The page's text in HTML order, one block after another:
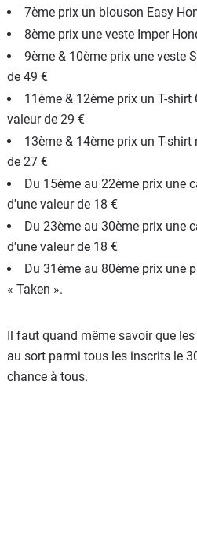
7ème prix un blouson Easy
8ème prix une veste Imper
9ème & 10ème prix une veste
de 49 €
11ème & 12ème prix un T-
valeur de 29 €
13ème & 14ème prix un T-
de 27 €
Du 15ème au 22ème prix une
d'une valeur de 18 €
Du 23ème au 30ème prix une
d'une valeur de 18 €
Du 31ème au 80ème prix une
« Taken ».
Il faut quand même savoir que
au sort parmi tous les inscrits le
chance à tous.